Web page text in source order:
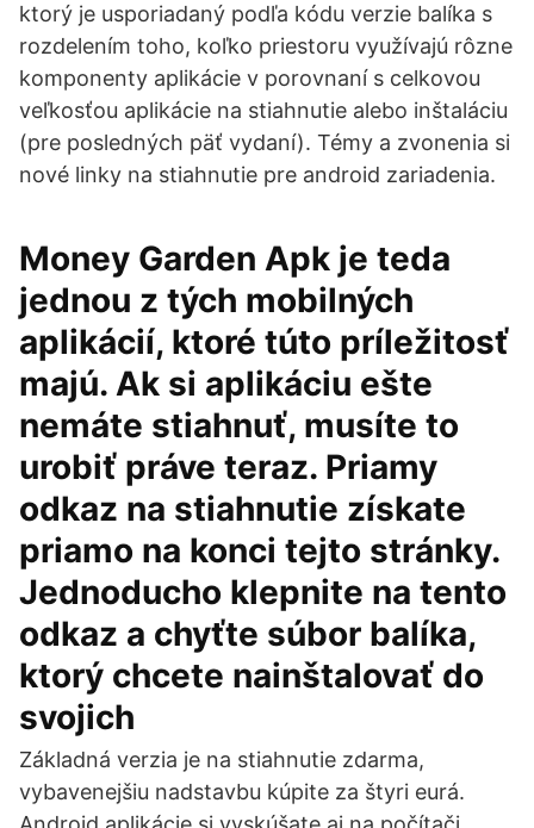
ktorý je usporiadaný podľa kódu verzie balíka s
rozdelením toho, koľko priestoru využívajú rôzne
komponenty aplikácie v porovnaní s celkovou
veľkosťou aplikácie na stiahnutie alebo inštaláciu
(pre posledných päť vydaní). Témy a zvonenia si
nové linky na stiahnutie pre android zariadenia.
Money Garden Apk je teda
jednou z tých mobilných
aplikácií, ktoré túto príležitosť
majú. Ak si aplikáciu ešte
nemáte stiahnuť, musíte to
urobiť práve teraz. Priamy
odkaz na stiahnutie získate
priamo na konci tejto stránky.
Jednoducho klepnite na tento
odkaz a chyťte súbor balíka,
ktorý chcete nainštalovať do
svojich
Základná verzia je na stiahnutie zdarma,
vybavenejšiu nadstavbu kúpite za štyri eurá.